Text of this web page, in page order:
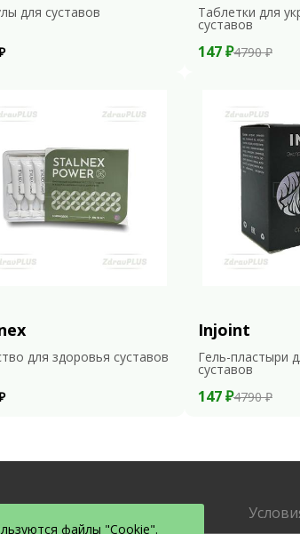
для суставов Таблетки для
суставов
147 ₽4790 ₽
для здоровья суставов
Injoint
Гель-пластыри
суставов
147 ₽4790 ₽
файлы "Cookie".